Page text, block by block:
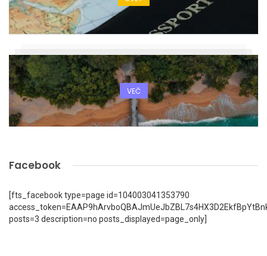
VEČ
Facebook
[fts_facebook type=page id=104003041353790
posts=3 description=no posts_displayed=page_only]